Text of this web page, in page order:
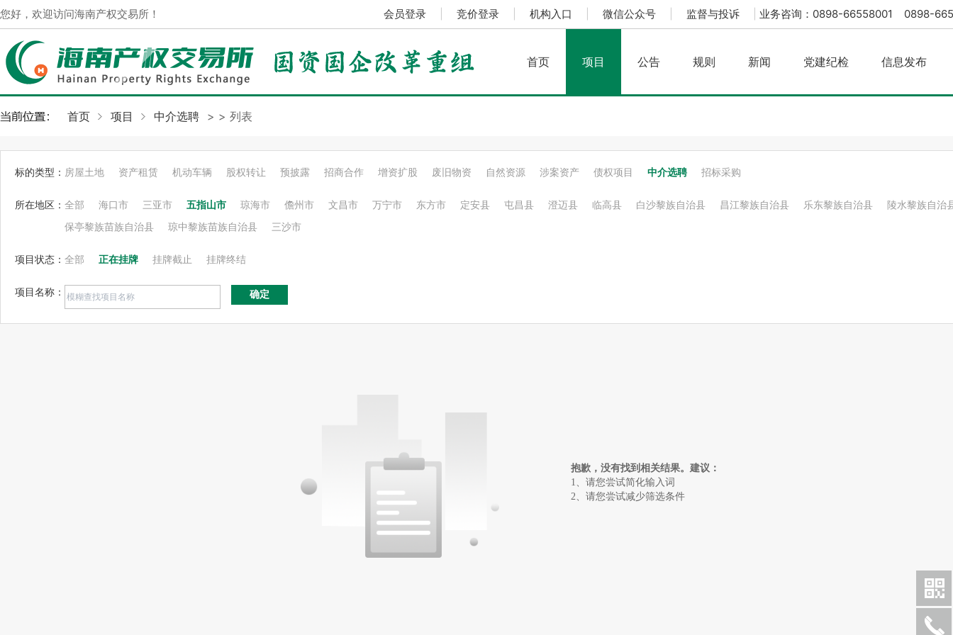
您好，欢迎访问海南产权交易所！ 会员登录 竞价登录 机构入口 微信公众号 监督与投诉 业务咨询：0898-66558001 0898-
首页 项目 公告 规则 新闻 党建纪检 信息发布
首页 项目 >
中介选聘 > 列表
标的类型： 房屋土地 资产租赁 机动车辆 股权转让 预披露 招商合作 增资扩股 废旧物资 自然资源 涉案资产 债权项目 中介选聘 招标采购
所在地区： 全部 海口市 三亚市 五指山市 琼海市 儋州市 文昌市 万宁市 东方市 定安县 屯昌县 澄迈县 临高县 白沙黎族自治县 昌江黎族自治县 乐东黎族自治县 陵水黎族自治
保亭黎族苗族自治县 琼中黎族苗族自治县 三沙市
项目状态： 全部 正在挂牌 挂牌截止 挂牌终结
项目名称： 确定
抱歉，没有找到相关结果。建议：
1、请您尝试简化输入词
2、请您尝试减少筛选条件